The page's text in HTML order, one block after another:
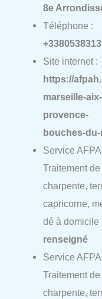
8e
Téléphone :
Site internet :
https://
marseille-
provence-
bouches-
Service
Traitement de
charpente,
capricorne,
dé à domicile
renseigné
Service
Traitement de
charpente,